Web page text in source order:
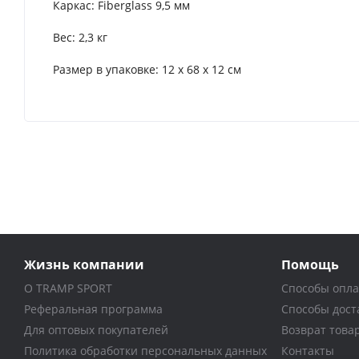
Каркас: Fiberglass 9,5 мм
Вес: 2,3 кг
Размер в упаковке: 12 x 68 x 12 см
Жизнь компании
О TRAMP SPORT
Реферальная программа
Для оптовых покупателей
Политика обработки персональных данных
Помощь
Способы
Способы
Возврат
Контакты